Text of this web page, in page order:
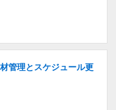
管理とスケジュール更